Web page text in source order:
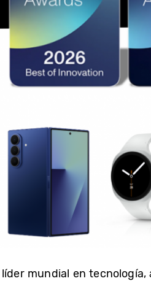
líder mundial en